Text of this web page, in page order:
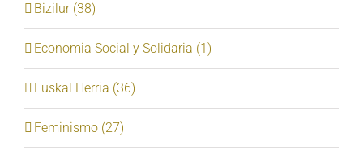
Bizilur (38)
Economia Social y Solidaria (1)
Euskal Herria (36)
Feminismo (27)